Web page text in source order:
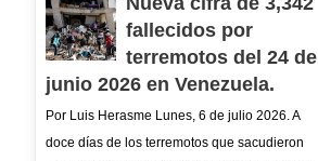
fallecidos por
terremotos del 24 de
junio 2026 en Venezuela.
Por Luis Herasme Lunes, 6 de julio 2026. A
doce días de los terremotos que sacudieron